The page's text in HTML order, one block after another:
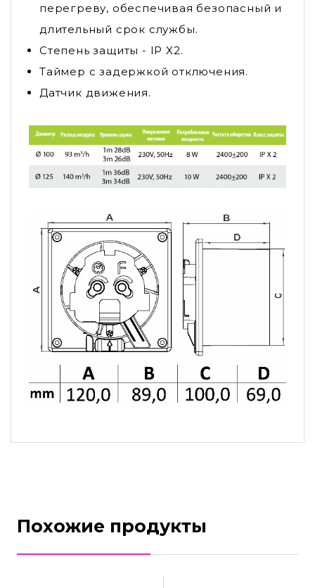
перегреву, обеспечивая безопасный и
длительный срок службы.
Степень защиты - IP X2.
Таймер с задержкой отключения.
Датчик движения.
Похожие продукты